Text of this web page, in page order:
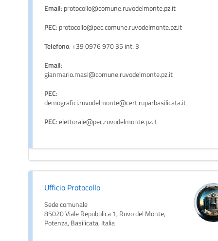
Email: protocollo@comune.ruvodelmonte.pz.it
PEC: protocollo@pec.comune.ruvodelmonte.pz.it
Telefono: +39 0976 970 35 int. 3
Email:
gianmario.masi@comune.ruvodelmonte.pz.it
PEC:
demografici.ruvodelmonte@cert.ruparbasilicata.it
PEC: elettorale@pec.ruvodelmonte.pz.it
Ufficio Protocollo
Sede comunale
85020 Viale Repubblica 1, Ruvo del Monte,
Potenza, Basilicata, Italia